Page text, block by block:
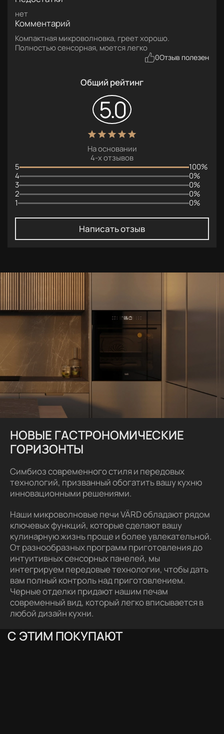
нет
Комментарий
Компактная микроволновка, греет хорошо.
Полностью сенсорная, моется легко
0Отзыв полезен
Общий рейтинг
5.0
На основании
4-х отзывов
5
100%
4
0%
3
0%
2
0%
1
0%
Написать отзыв
НОВЫЕ ГАСТРОНОМИЧЕСКИЕ
ГОРИЗОНТЫ
Симбиоз современного стиля и передовых
технологий, призванный обогатить вашу кухню
инновационными решениями.
Наши микроволновые печи VÄRD обладают рядом
ключевых функций, которые сделают вашу
кулинарную жизнь проще и более увлекательной.
От разнообразных программ приготовления до
интуитивных сенсорных панелей, мы
интегрируем передовые технологии, чтобы дать
вам полный контроль над приготовлением.
Черные отделки придают нашим печам
современный вид, который легко вписывается в
любой дизайн кухни.
С ЭТИМ ПОКУПАЮТ